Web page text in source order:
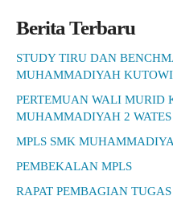
Berita Terbaru
STUDY TIRU DAN
MUHAMMADIYAH
PERTEMUAN WALI MURID
MUHAMMADIYAH 2
MPLS SMK
PEMBEKALAN MPLS
RAPAT PEMBAGIAN